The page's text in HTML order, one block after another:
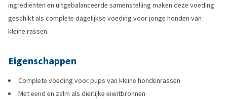
ingrediënten en uitgebalanceerde samenstelling maken deze voeding
geschikt als complete dagelijkse voeding voor jonge honden van
kleine rassen.
Eigenschappen
Complete voeding voor pups van kleine hondenrassen
Met eend en zalm als dierlijke eiwitbronnen